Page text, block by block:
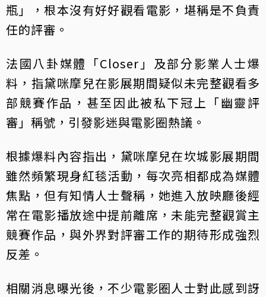
瓶」，根本沒有好好觀看電影，堪稱是不負責
任的評審。
法國八卦媒體「Closer」及部分影業人士爆
料，指黛咪摩兒在影展期間疑似未完整觀看多
部競賽作品，甚至因此被私下冠上「幽靈評
審」稱號，引發影迷與電影圈熱議。
根據爆料內容指出，黛咪摩兒在坎城影展期間
雖然頻繁現身紅毯活動，每次亮相都成為媒體
焦點，但有知情人士聲稱，她進入放映廳後經
常在電影播放途中提前離席，未能完整觀賞主
競賽作品，與外界對評審工作的期待形成強烈
反差。
相關消息曝光後，不少電影圈人士對此感到訝